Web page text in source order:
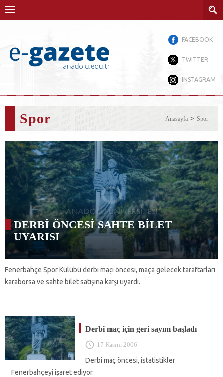
FACEBOOK
TWITTER
INSTAGRAM
Spor Anasayfa Spor
DERBİ ÖNCESİ SAHTE BİLET
UYARISI
Fenerbahçe Spor Kulübü derbi maçı öncesi, maça gelecek taraftarları
karaborsa ve sahte bilet satışına karşı uyardı.
Derbi maç için geri sayım başladı
17 Kasım 2006
Derbi maç öncesi, istatistikler
Fenerbahçeyi işaret ediyor.